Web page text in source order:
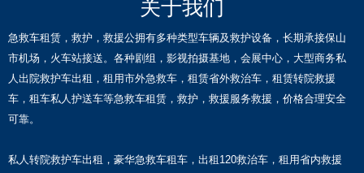
关于我们
急救车租赁，救护，救援公拥有多种类型车辆及救护设备，长期承接保山
市机场，火车站接送。各种剧组，影视拍摄基地，会展中心，大型商务私
人出院救护车出租，租用市外急救车，租赁省外救治车，租赁转院救援
车，租车私人护送车等急救车租赁，救护，救援服务救援，价格合理安全
可靠。
私人转院救护车出租，豪华急救车租车，出租120救治车，租用省内救援